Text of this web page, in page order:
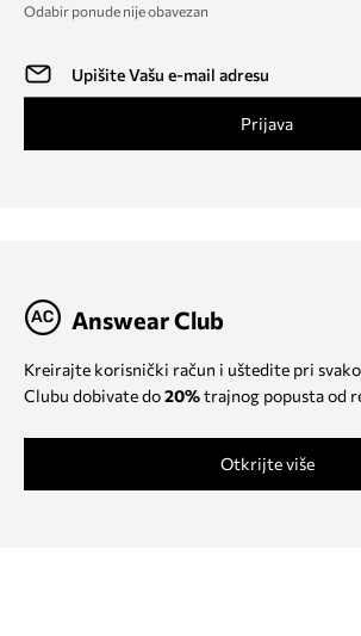
Odabir ponude nije obavezan
Prijava
Answear Club
Kreirajte korisnički račun i uštedite pri
Clubu dobivate do20%trajnog popusta od
Otkrijte više